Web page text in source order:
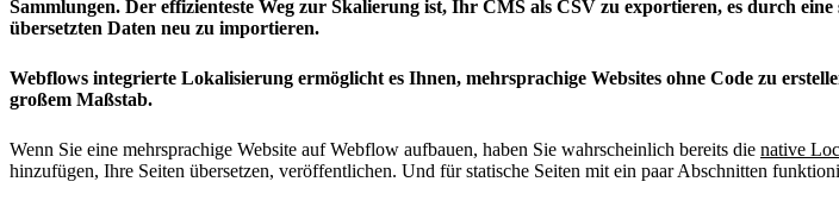
Sammlungen. Der effizienteste Weg zur Skalierung ist, Ihr CMS als CSV zu exportieren, es durch
übersetzten Daten neu zu importieren.
Webflows integrierte Lokalisierung ermöglicht es Ihnen, mehrsprachige Websites ohne Code zu
großem Maßstab.
Wenn Sie eine mehrsprachige Website auf Webflow aufbauen, haben Sie wahrscheinlich bereits die native
hinzufügen, Ihre Seiten übersetzen, veröffentlichen. Und für statische Seiten mit ein paar Abschnitten